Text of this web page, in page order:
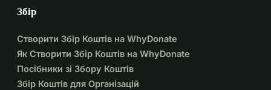
Збір
Створити Збір Коштів на WhyDonate
Як Створити Збір Коштів на WhyDonate
Посібники зі Збору Коштів
Збір Коштів для Організацій